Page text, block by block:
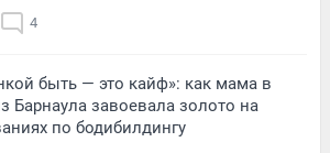
4
быть — это кайф»: как мама в
Барнаула завоевала золото на
по бодибилдингу